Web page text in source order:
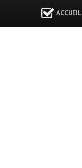
ACCUEIL